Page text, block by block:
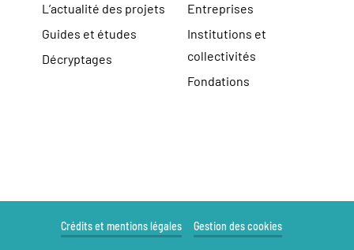
L’actualité des projets
Guides et études
Décryptages
Entreprises
Institutions et
collectivités
Fondations
Crédits et mentions légales Gestion des cookies